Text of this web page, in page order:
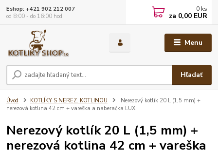
Menu
Hľadať
Eshop: +421 902 212 007
od 8:00 - do 16:00 hod
0 ks
za 0,00 EUR
Úvod KOTLÍKY S NEREZ. KOTLINOU
Nerezový kotlík 20 L (1,5 mm) +
nerezová kotlina 42 cm + vareška a naberačka LUX
Nerezový kotlík 20 L (1,5 mm) +
nerezová kotlina 42 cm + vareška